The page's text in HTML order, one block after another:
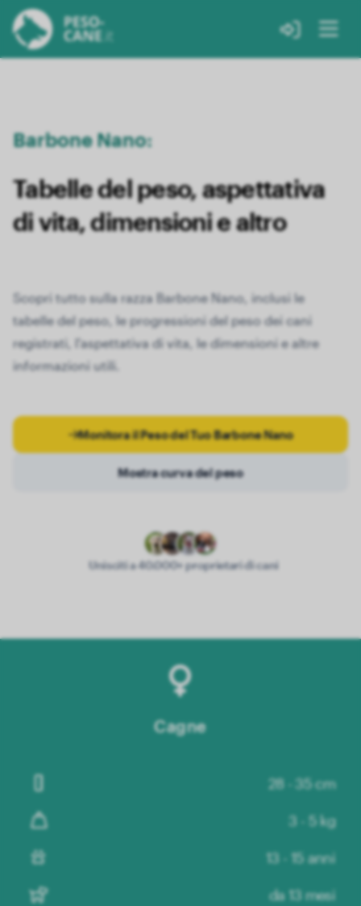
Barbone Nano:
Tabelle del peso, aspettativa
di vita, dimensioni e altro
Scopri tutto sulla razza Barbone Nano, inclusi le
tabelle del peso, le progressioni del peso dei cani
registrati, l'aspettativa di vita, le dimensioni e altre
informazioni utili.
Monitora il Peso del Tuo Barbone Nano
Mostra curva del peso
Unisciti a 40.000+ proprietari di cani
Cagne
28 - 35 cm
3 - 5 kg
13 - 15 anni
da 13 mesi